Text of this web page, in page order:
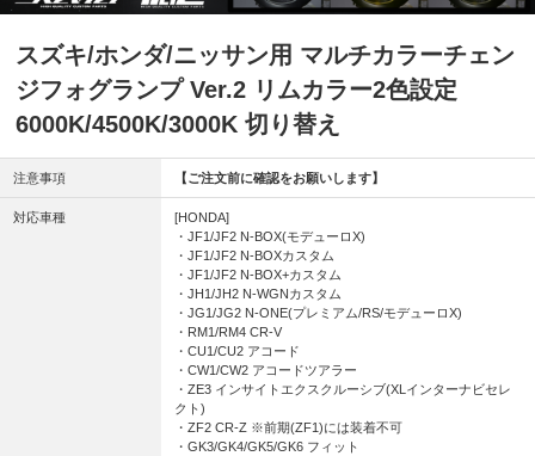
スズキ/ホンダ/ニッサン用 マルチカラーチェン
ジフォグランプ Ver.2 リムカラー2色設定
6000K/4500K/3000K 切り替え
注意事項 【ご注文前に確認をお願いします】
対応車種
[HONDA]
・JF1/JF2 N-BOX(モデューロX)
・JF1/JF2 N-BOXカスタム
・JF1/JF2 N-BOX+カスタム
・JH1/JH2 N-WGNカスタム
・JG1/JG2 N-ONE(プレミアム/RS/モデューロX)
・RM1/RM4 CR-V
・CU1/CU2 アコード
・CW1/CW2 アコードツアラー
・ZE3 インサイトエクスクルーシブ(XLインターナビセレ
クト)
・ZF2 CR-Z ※前期(ZF1)には装着不可
・GK3/GK4/GK5/GK6 フィット